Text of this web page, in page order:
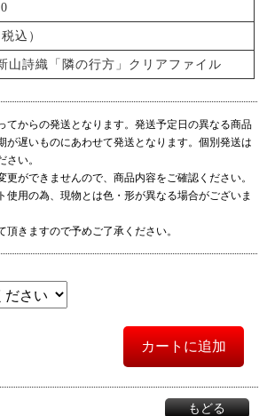
込）
山詩織「隣の行方」クリアファイル
からの発送となります。発送予定日の異なる商品
が遅いものにあわせて発送となります。個別発送は
い。
ができませんので、商品内容をご確認ください。
用の為、現物とは色・形が異なる場合がございま
頂きますので予めご了承ください。
カートに追加
もどる